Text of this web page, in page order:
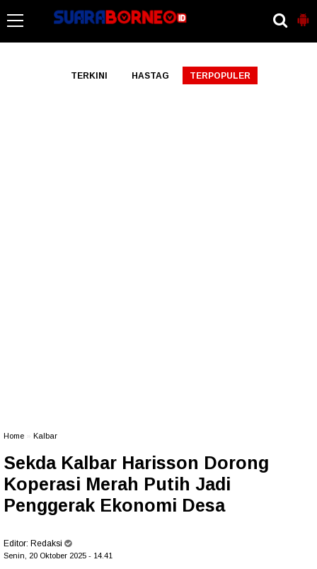
TERKINI HASTAG TERPOPULER
Home Kalbar
Sekda Kalbar Harisson Dorong
Koperasi Merah Putih Jadi
Penggerak Ekonomi Desa
Editor: Redaksi
Senin, 20 Oktober 2025 - 14.41